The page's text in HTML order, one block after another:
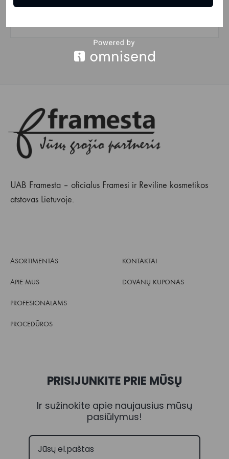
GET STARTED
UAB Framesta – oficialus Framesi ir Reviline kosmetikos
atstovas Lietuvoje.
ASORTIMENTAS
APIE MUS
PROFESIONALAMS
PROCEDŪROS
KONTAKTAI
DOVANŲ KUPONAS
PRISIJUNKITE PRIE MŪSŲ
Ir sužinokite apie naujausius mūsų
pasiūlymus!